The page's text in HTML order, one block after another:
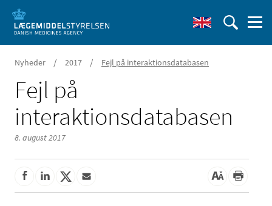
Nyheder / 2017 / Fejl på interaktionsdatabasen
Fejl på
interaktionsdatabasen
8. august 2017